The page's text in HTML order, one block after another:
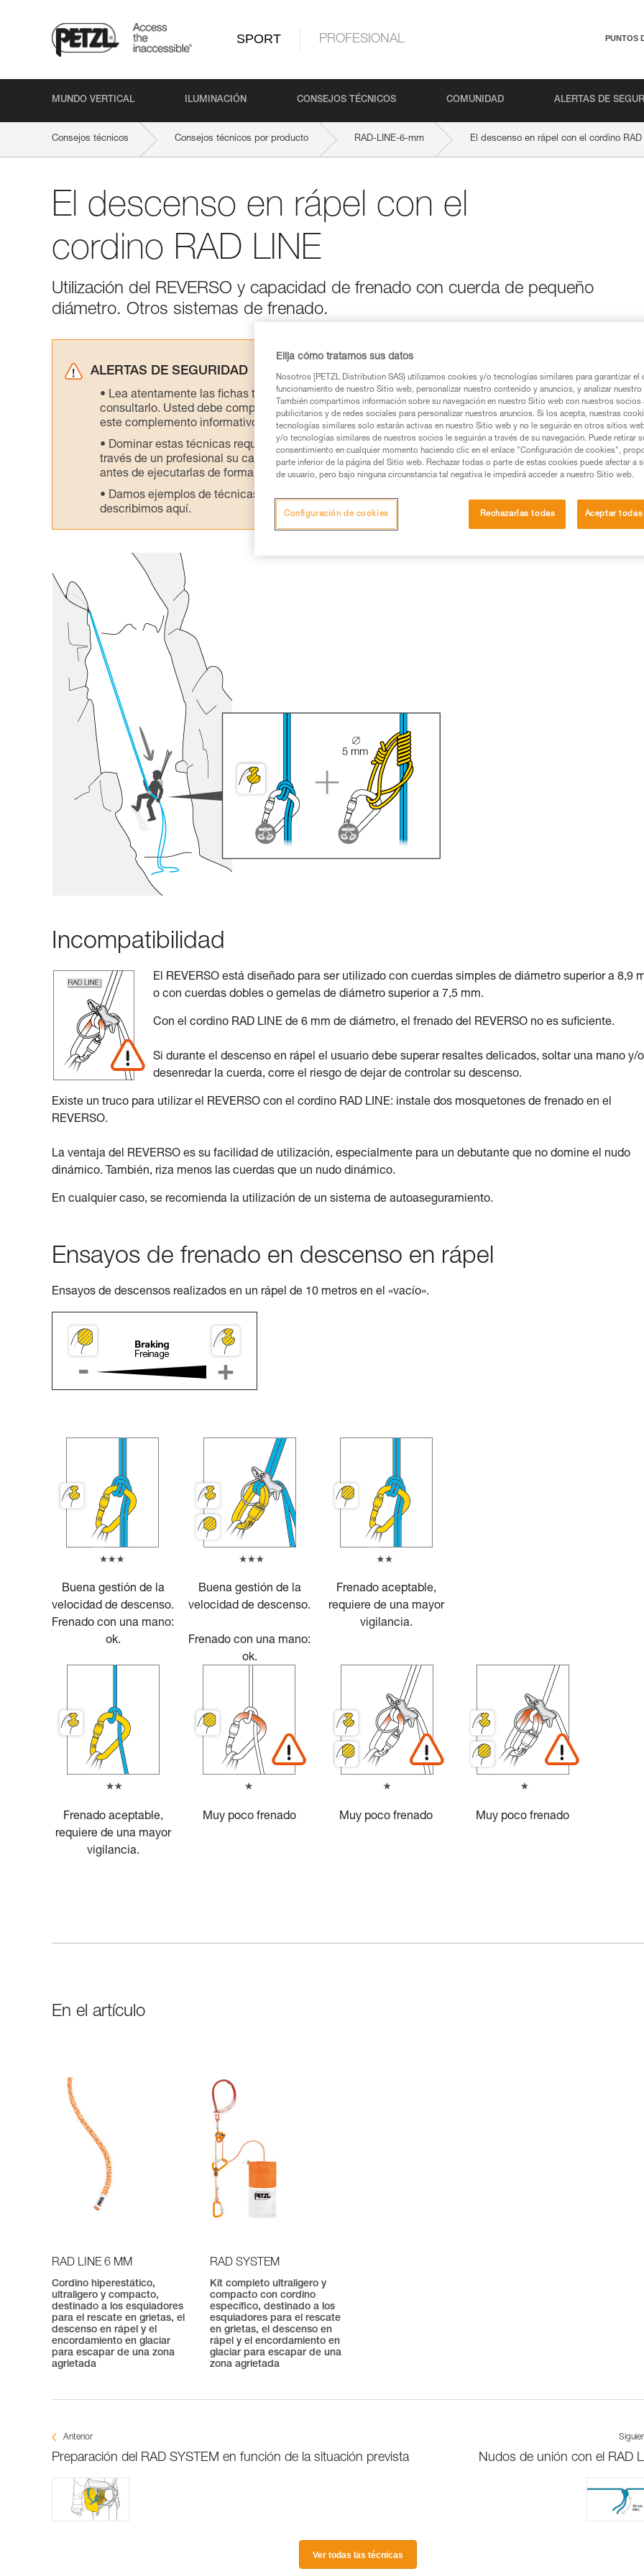
SPORT PROFESIONAL PUNTOS
MUNDO VERTICAL ILUMINACIÓN CONSEJOS TÉCNICOS COMUNIDAD ALERTAS DE
Consejos técnicos Consejos técnicos por producto RAD-LINE-6-mm El descenso en rápel con el cordino RAD
El descenso en rápel con el
cordino RAD LINE
Utilización del REVERSO y capacidad de frenado con cuerda de pequeño
diámetro. Otros sistemas de frenado.
ALERTAS DE SEGURIDAD
Lea atentamente las fichas técnicas de los productos utilizados en este consejo antes de
consultarlo. Usted debe comprender la información de la ficha técnica para poder comprender
este complemento informativo.
Dominar estas técnicas requiere una formación y un entrenamiento específico. Confirme a
través de un profesional su capacidad para ejecutar estas técnicas, solo y con total seguridad,
antes de ejecutarlas de forma autónoma.
Damos ejemplos de técnicas relacionadas con su actividad. Pueden existir otras que no
describimos aquí.
Incompatibilidad
El REVERSO está diseñado para ser utilizado con cuerdas simples de diámetro superior a 8,9
o con cuerdas dobles o gemelas de diámetro superior a 7,5 mm.
Con el cordino RAD LINE de 6 mm de diámetro, el frenado del REVERSO no es suficiente.
Si durante el descenso en rápel el usuario debe superar resaltes delicados, soltar una mano y/o
desenredar la cuerda, corre el riesgo de dejar de controlar su descenso.
Existe un truco para utilizar el REVERSO con el cordino RAD LINE: instale dos mosquetones de frenado en el
REVERSO.
La ventaja del REVERSO es su facilidad de utilización, especialmente para un debutante que no domine el nudo
dinámico. También, riza menos las cuerdas que un nudo dinámico.
En cualquier caso, se recomienda la utilización de un sistema de autoaseguramiento.
Ensayos de frenado en descenso en rápel
Ensayos de descensos realizados en un rápel de 10 metros en el «vacío».
Buena gestión de la
velocidad de descenso.
Frenado con una mano:
ok.
Buena gestión de la
velocidad de descenso.
Frenado con una mano:
ok.
Frenado aceptable,
requiere de una mayor
vigilancia.
Frenado aceptable,
requiere de una mayor
vigilancia.
Muy poco frenado Muy poco frenado Muy poco frenado
En el artículo
RAD LINE 6 MM
Cordino hiperestático,
ultraligero y compacto,
destinado a los esquiadores
para el rescate en grietas, el
descenso en rápel y el
encordamiento en glaciar
para escapar de una zona
agrietada
RAD SYSTEM
Kit completo ultraligero y
compacto con cordino
específico, destinado a los
esquiadores para el rescate
en grietas, el descenso en
rápel y el encordamiento en
glaciar para escapar de una
zona agrietada
Anterior
Preparación del RAD SYSTEM en función de la situación prevista Nudos de unión con el RAD
Ver todas las técnicas
Elija cómo tratamos sus datos
Nosotros [PETZL Distribution SAS) utilizamos cookies y/o tecnologías similares para garantizar el
funcionamiento de nuestro Sitio web, personalizar nuestro contenido y anuncios, y analizar
También compartimos información sobre su navegación en nuestro Sitio web con nuestros socios
publicitarios y de redes sociales para personalizar nuestros anuncios. Si los acepta, nuestras
tecnologías similares solo estarán activas en nuestro Sitio web y no le seguirán en otros sitios
y/o tecnologías similares de nuestros socios le seguirán a través de su navegación. Puede retirar
consentimiento en cualquier momento haciendo clic en el enlace "Configuración de cookies",
parte inferior de la página del Sitio web. Rechazar todas o parte de estas cookies puede afectar a
de usuario, pero bajo ninguna circunstancia tal negativa le impedirá acceder a nuestro Sitio web.
Rechazarlas todas Aceptar
Configuración de cookies